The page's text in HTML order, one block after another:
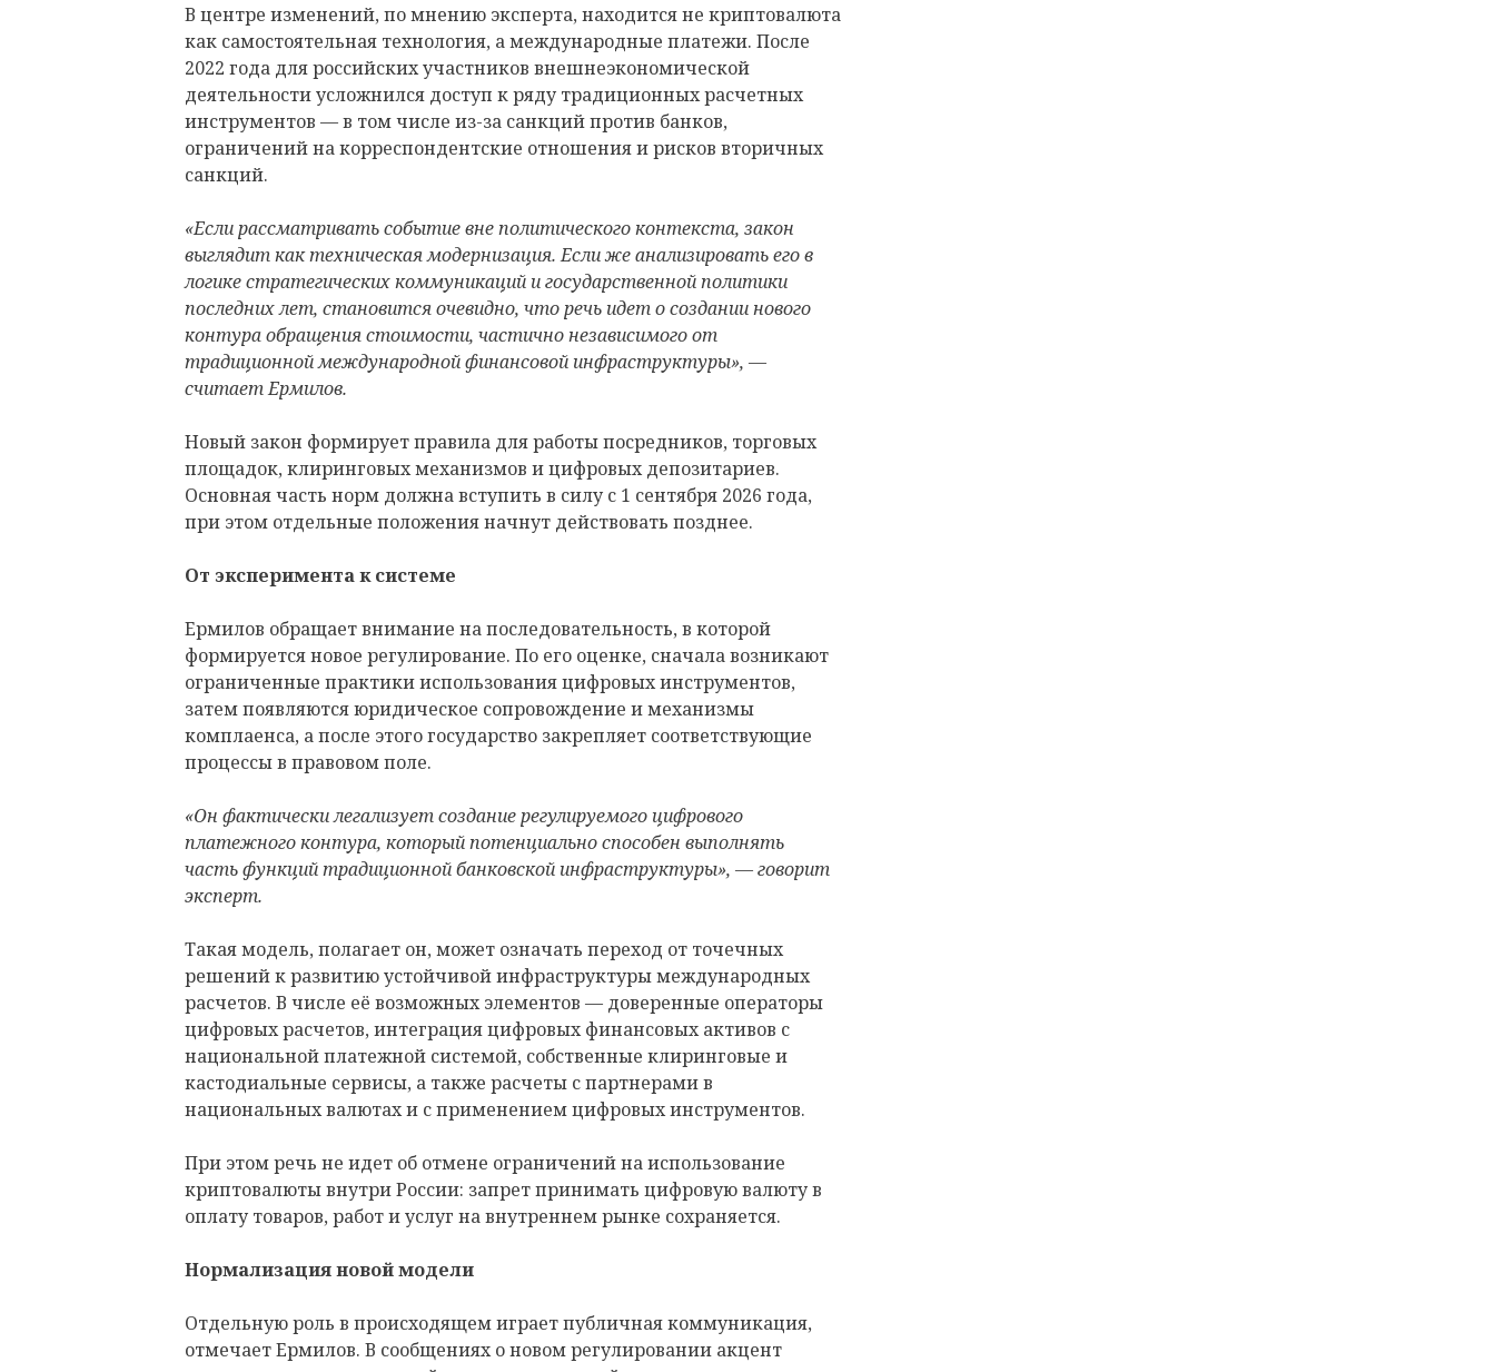
В центре изменений, по мнению эксперта, находится не криптовалюта
как самостоятельная технология, а международные платежи. После
2022 года для российских участников внешнеэкономической
деятельности усложнился доступ к ряду традиционных расчетных
инструментов — в том числе из-за санкций против банков,
ограничений на корреспондентские отношения и рисков вторичных
санкций.
«Если рассматривать событие вне политического контекста, закон
выглядит как техническая модернизация. Если же анализировать его в
логике стратегических коммуникаций и государственной политики
последних лет, становится очевидно, что речь идет о создании нового
контура обращения стоимости, частично независимого от
традиционной международной финансовой инфраструктуры», —
считает Ермилов.
Новый закон формирует правила для работы посредников, торговых
площадок, клиринговых механизмов и цифровых депозитариев.
Основная часть норм должна вступить в силу с 1 сентября 2026 года,
при этом отдельные положения начнут действовать позднее.
От эксперимента к системе
Ермилов обращает внимание на последовательность, в которой
формируется новое регулирование. По его оценке, сначала возникают
ограниченные практики использования цифровых инструментов,
затем появляются юридическое сопровождение и механизмы
комплаенса, а после этого государство закрепляет соответствующие
процессы в правовом поле.
«Он фактически легализует создание регулируемого цифрового
платежного контура, который потенциально способен выполнять
часть функций традиционной банковской инфраструктуры», — говорит
эксперт.
Такая модель, полагает он, может означать переход от точечных
решений к развитию устойчивой инфраструктуры международных
расчетов. В числе её возможных элементов — доверенные операторы
цифровых расчетов, интеграция цифровых финансовых активов с
национальной платежной системой, собственные клиринговые и
кастодиальные сервисы, а также расчеты с партнерами в
национальных валютах и с применением цифровых инструментов.
При этом речь не идет об отмене ограничений на использование
криптовалюты внутри России: запрет принимать цифровую валюту в
оплату товаров, работ и услуг на внутреннем рынке сохраняется.
Нормализация новой модели
Отдельную роль в происходящем играет публичная коммуникация,
отмечает Ермилов. В сообщениях о новом регулировании акцент